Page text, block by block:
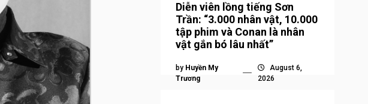
Diễn viên lồng tiếng Sơn
Trần: “3.000 nhân vật, 10.000
tập phim và Conan là nhân
vật gắn bó lâu nhất”
by Huyền My
Trương
August 6,
2026